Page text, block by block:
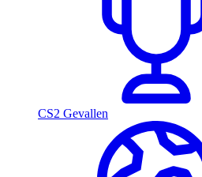
CS2 Gevallen